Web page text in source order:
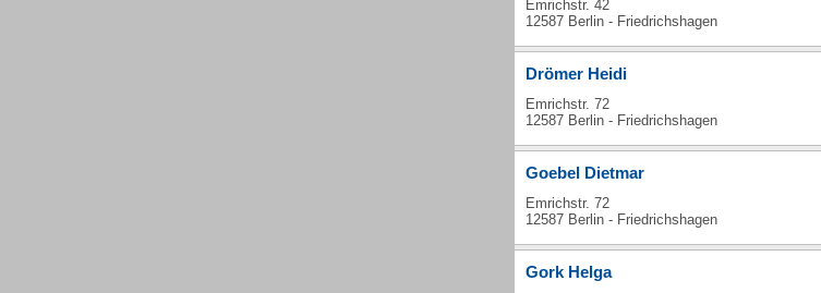
Emrichstr. 42
12587 Berlin - Friedrichshagen
Drömer Heidi
Emrichstr. 72
12587 Berlin - Friedrichshagen
Goebel Dietmar
Emrichstr. 72
12587 Berlin - Friedrichshagen
Gork Helga